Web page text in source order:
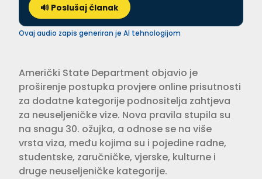
🔊 Poslušaj članak
Ovaj audio zapis generiran je AI tehnologijom
Američki State Department objavio je
proširenje postupka provjere online prisutnosti
za dodatne kategorije podnositelja zahtjeva
za neuseljeničke vize. Nova pravila stupila su
na snagu 30. ožujka, a odnose se na više
vrsta viza, među kojima su i pojedine radne,
studentske, zaručničke, vjerske, kulturne i
druge neuseljeničke kategorije.